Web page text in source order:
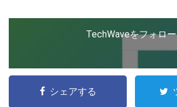
TechWaveをフォロー
シェアする